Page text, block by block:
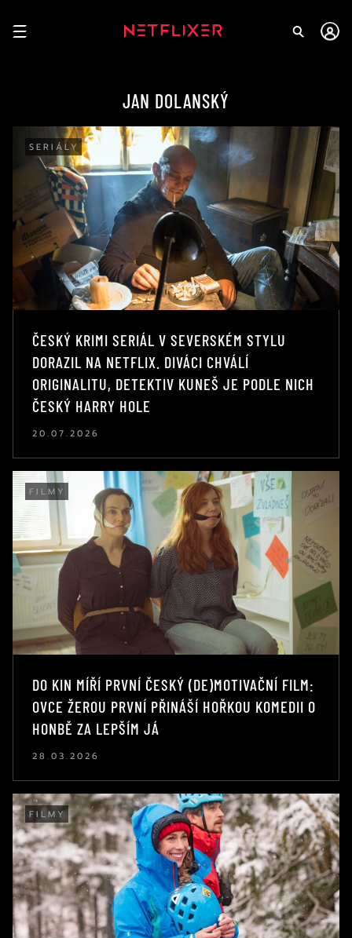
JAN DOLANSKÝ
SERIÁLY
ČESKÝ KRIMI SERIÁL V SEVERSKÉM STYLU
DORAZIL NA NETFLIX. DIVÁCI CHVÁLÍ
ORIGINALITU, DETEKTIV KUNEŠ JE PODLE NICH
ČESKÝ HARRY HOLE
20.07.2026
FILMY
DO KIN MÍŘÍ PRVNÍ ČESKÝ (DE)MOTIVAČNÍ FILM:
OVCE ŽEROU PRVNÍ PŘINÁŠÍ HOŘKOU KOMEDII O
HONBĚ ZA LEPŠÍM JÁ
28.03.2026
FILMY